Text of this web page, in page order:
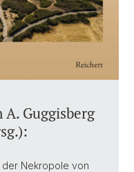
Guggisberg
der Nekropole von